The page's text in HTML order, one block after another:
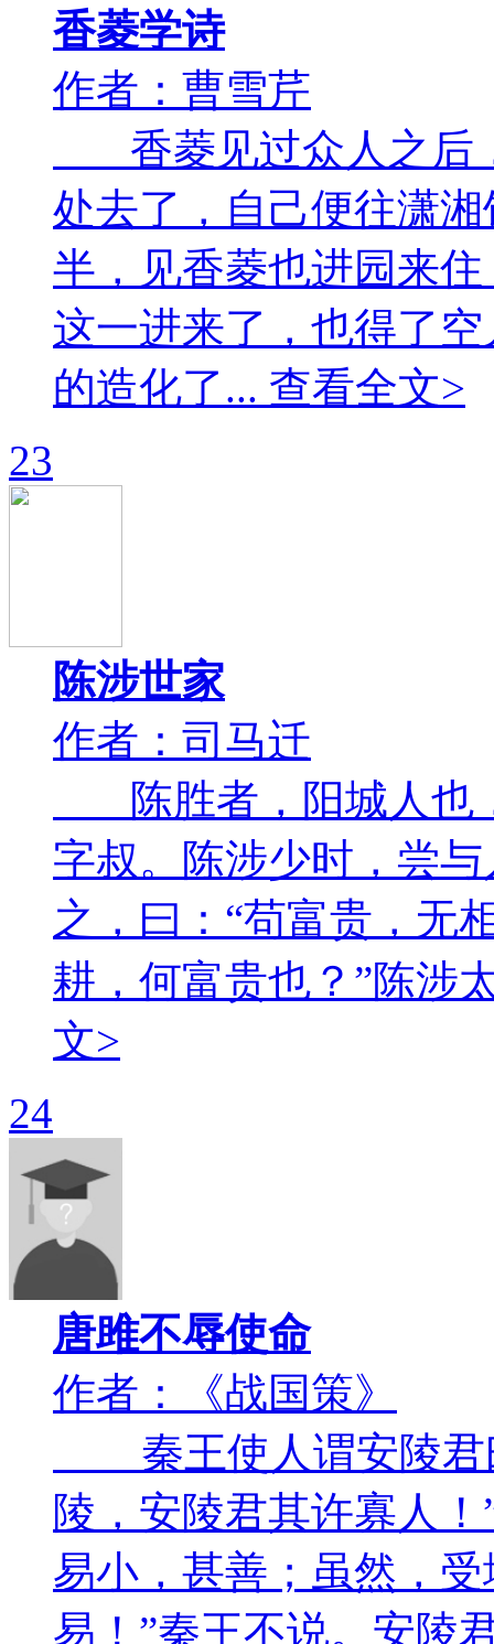
香菱学诗
作者：曹雪芹
香菱见过众人之后
处去了，自己便往潇
半，见香菱也进园来
这一进来了，也得了
的造化了... 查看全文>
23
陈涉世家
作者：司马迁
陈胜者，阳城人也
字叔。陈涉少时，尝
之，曰：“苟富贵，无
耕，何富贵也？”陈涉
文>
24
唐雎不辱使命
作者：《战国策》
秦王使人谓安陵君
陵，安陵君其许寡人
易小，甚善；虽然，
易！”秦王不说。安陵